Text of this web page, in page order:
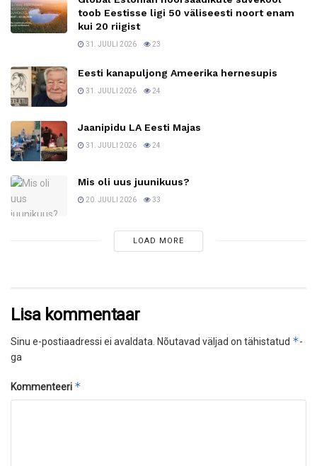
toob Eestisse ligi 50 väliseesti noort enam
kui 20 riigist
31. JUULI 2026 23
Eesti kanapuljong Ameerika hernesupis
31. JUULI 2026 24
Jaanipidu LA Eesti Majas
31. JUULI 2026 24
Mis oli uus juunikuus?
20. JUULI 2026 33
LOAD MORE
Lisa kommentaar
Sinu e-postiaadressi ei avaldata. Nõutavad väljad on tähistatud *-
ga
Kommenteeri *